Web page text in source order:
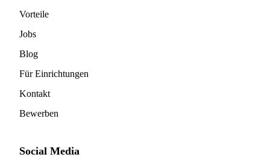
Vorteile
Jobs
Blog
Für Einrichtungen
Kontakt
Bewerben
Social Media